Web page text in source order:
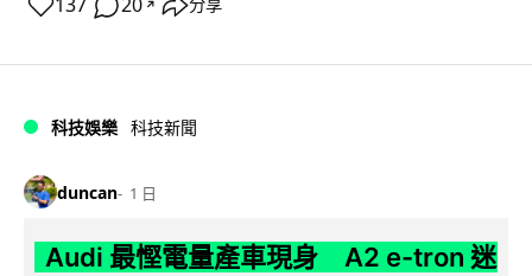
137 20 ↗ 分享
科技娛樂 科技新聞
duncan 1 日
Audi 最慳電量產車現身 A2 e-tron 迷